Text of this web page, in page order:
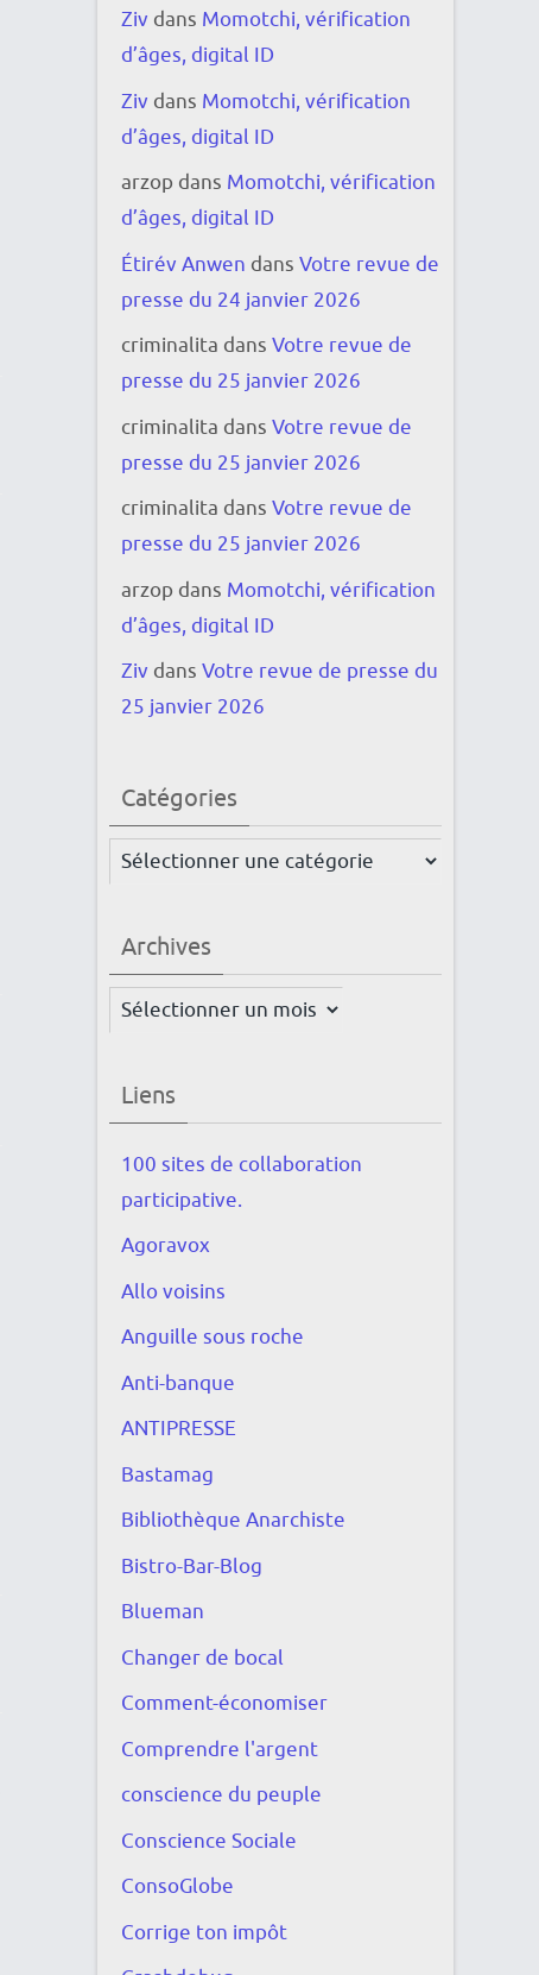
Ziv dans Momotchi, vérification
d’âges, digital ID
Ziv dans Momotchi, vérification
d’âges, digital ID
arzop dans Momotchi, vérification
d’âges, digital ID
Étirév Anwen dans Votre revue de
presse du 24 janvier 2026
criminalita dans Votre revue de
presse du 25 janvier 2026
criminalita dans Votre revue de
presse du 25 janvier 2026
criminalita dans Votre revue de
presse du 25 janvier 2026
arzop dans Momotchi, vérification
d’âges, digital ID
Ziv dans Votre revue de presse du
25 janvier 2026
Catégories
Catégories
Archives
Archives
Liens
100 sites de collaboration
participative.
Agoravox
Allo voisins
Anguille sous roche
Anti-banque
ANTIPRESSE
Bastamag
Bibliothèque Anarchiste
Bistro-Bar-Blog
Blueman
Changer de bocal
Comment-économiser
Comprendre l'argent
conscience du peuple
Conscience Sociale
ConsoGlobe
Corrige ton impôt